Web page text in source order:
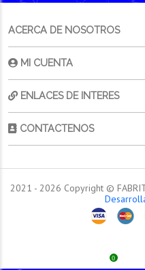
0
ACERCA DE NOSOTROS
MI CUENTA
ENLACES DE INTERES
CONTACTENOS
2021 - 2026 Copyright ©